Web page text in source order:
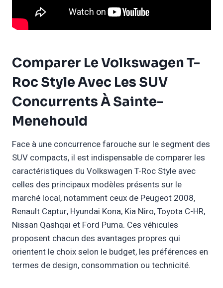
Comparer Le Volkswagen T-
Roc Style Avec Les SUV
Concurrents À Sainte-
Menehould
Face à une concurrence farouche sur le segment des
SUV compacts, il est indispensable de comparer les
caractéristiques du Volkswagen T-Roc Style avec
celles des principaux modèles présents sur le
marché local, notamment ceux de Peugeot 2008,
Renault Captur, Hyundai Kona, Kia Niro, Toyota C-HR,
Nissan Qashqai et Ford Puma. Ces véhicules
proposent chacun des avantages propres qui
orientent le choix selon le budget, les préférences en
termes de design, consommation ou technicité.